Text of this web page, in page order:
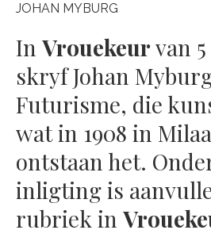
JOHAN MYBURG
In Vrouekeurvan
skryf Johan
Futurisme, die
wat in 1908 in
ontstaan het.
inligting is
rubriek in